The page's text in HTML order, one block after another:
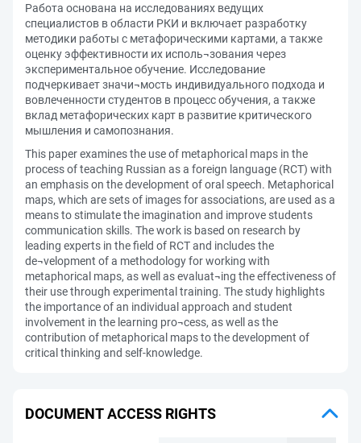
Работа основана на исследованиях ведущих
специалистов в области РКИ и включает разработку
методики работы с метафорическими картами, а также
оценку эффективности их исполь¬зования через
экспериментальное обучение. Исследование
подчеркивает значи¬мость индивидуального подхода и
вовлеченности студентов в процесс обучения, а также
вклад метафорических карт в развитие критического
мышления и самопознания.
This paper examines the use of metaphorical maps in the
process of teaching Russian as a foreign language (RCT) with
an emphasis on the development of oral speech. Metaphorical
maps, which are sets of images for associations, are used as a
means to stimulate the imagination and improve students
communication skills. The work is based on research by
leading experts in the field of RCT and includes the
de¬velopment of a methodology for working with
metaphorical maps, as well as evaluat¬ing the effectiveness of
their use through experimental training. The study highlights
the importance of an individual approach and student
involvement in the learning pro¬cess, as well as the
contribution of metaphorical maps to the development of
critical thinking and self-knowledge.
DOCUMENT ACCESS RIGHTS